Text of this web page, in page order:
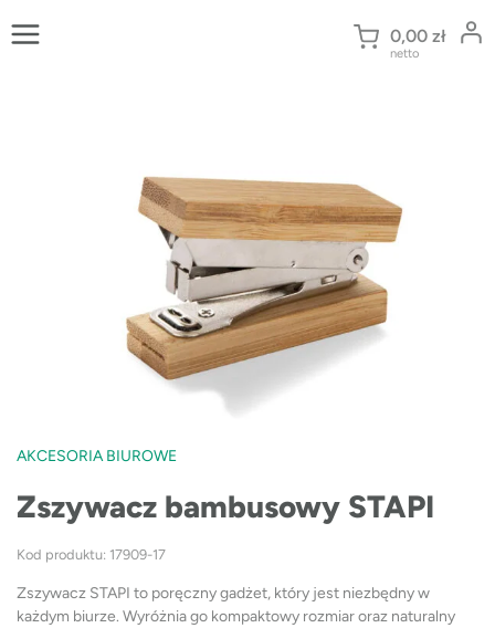
do
0,00 zł
netto
AKCESORIA BIUROWE
Zszywacz bambusowy STAPI
Kod produktu: 17909-17
Zszywacz STAPI to poręczny gadżet, który jest niezbędny w
każdym biurze. Wyróżnia go kompaktowy rozmiar oraz naturalny